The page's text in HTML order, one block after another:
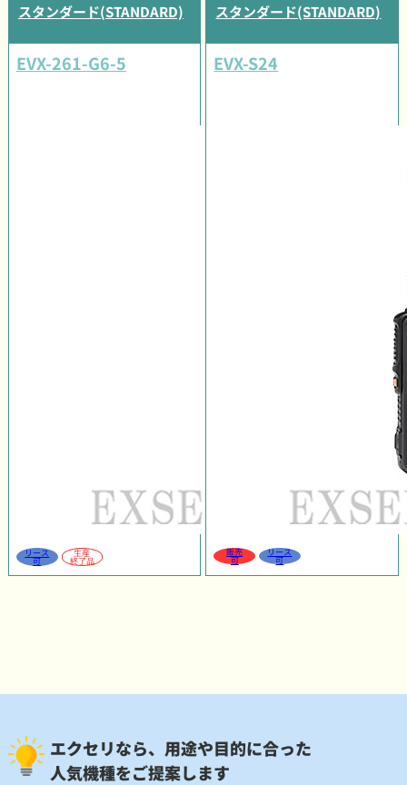
スタンダード(STANDARD)
EVX-261-G6-5
リース
可
生産
終了品
スタンダード(STANDARD)
EVX-S24
販売
可
リース
可
エクセリなら、用途や目的に合った
人気機種をご提案します